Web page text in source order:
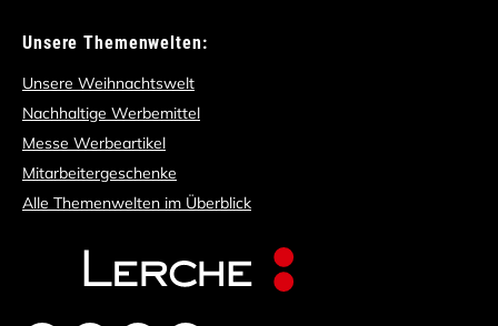
Unsere Themenwelten:
Unsere Weihnachtswelt
Nachhaltige Werbemittel
Messe Werbeartikel
Mitarbeitergeschenke
Alle Themenwelten im Überblick